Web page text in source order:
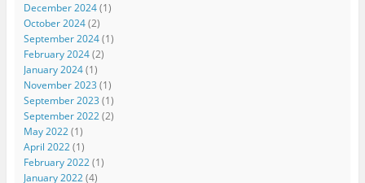
December 2024(1)
October 2024(2)
September 2024(1)
February 2024(2)
January 2024(1)
November 2023 (1)
September 2023 (1)
September 2022(2)
May 2022(1)
April 2022(1)
February 2022(1)
January 2022(4)